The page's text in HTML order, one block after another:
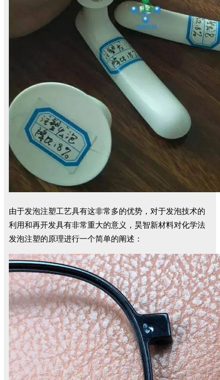
由于发泡注塑工艺具有这非常多的优势，对于发泡技术的
利用和再开发具有非常重大的意义，昊智新材料对化学法
发泡注塑的原理进行一个简单的阐述：